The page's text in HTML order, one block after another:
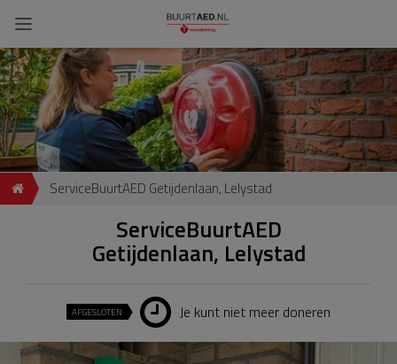
ServiceBuurtAED Getijdenlaan, Lelystad
ServiceBuurtAED
Getijdenlaan, Lelystad
AFGESLOTEN Je kunt niet meer doneren